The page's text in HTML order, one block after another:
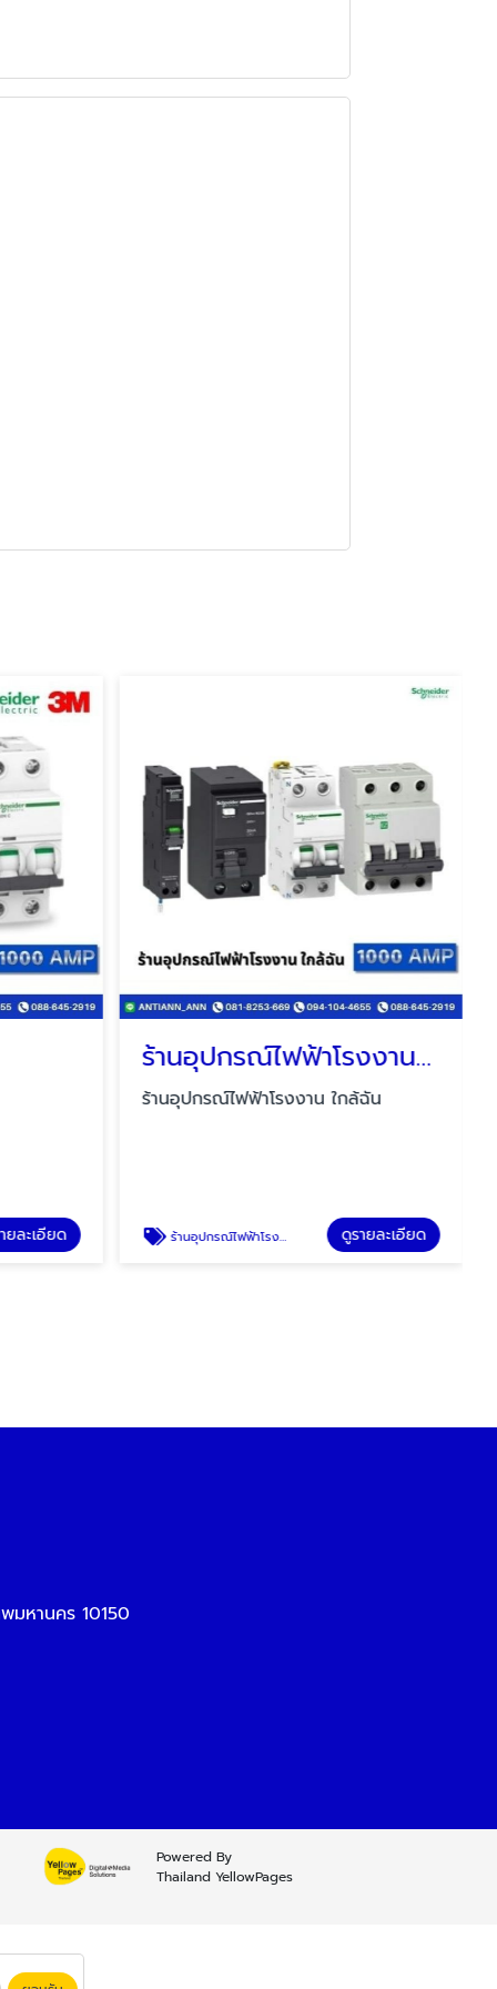
ยละเอียด
ร้านอุปกรณ์ไฟฟ้าโรงงาน ใกล้ฉัน
ร้านอุปกรณ์ไฟฟ้าโรงงาน ใกล้ฉัน
ร้านอุปกรณ์ไฟฟ้าโรงงาน ใกล้ฉัน ดูรายละเอียด
มหานคร 10150
Powered By
Thailand YellowPages